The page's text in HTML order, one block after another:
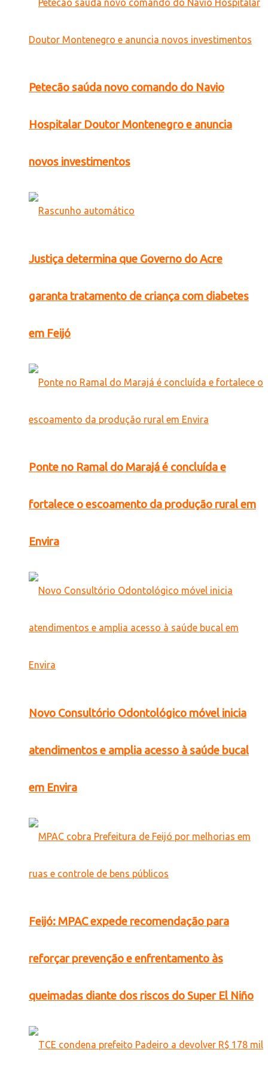
Petecão saúda novo comando do Navio
Hospitalar Doutor Montenegro e anuncia
novos investimentos
Justiça determina que Governo do Acre
garanta tratamento de criança com diabetes
em Feijó
Ponte no Ramal do Marajá é concluída e
fortalece o escoamento da produção rural em
Envira
Novo Consultório Odontológico móvel inicia
atendimentos e amplia acesso à saúde bucal
em Envira
Feijó: MPAC expede recomendação para
reforçar prevenção e enfrentamento às
queimadas diante dos riscos do Super El Niño